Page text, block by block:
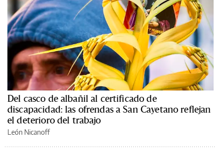
Del casco de albañil al certificado de
discapacidad: las ofrendas a San Cayetano reflejan
el deterioro del trabajo
León Nicanoff